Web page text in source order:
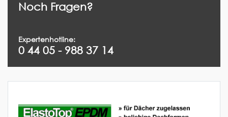
Noch Fragen?
Expertenhotline:
0 44 05 - 988 37 14